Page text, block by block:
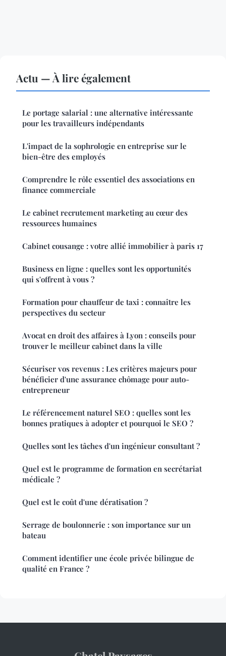
Actu — À lire également
Le portage salarial : une alternative intéressante
pour les travailleurs indépendants
L'impact de la sophrologie en entreprise sur le
bien-être des employés
Comprendre le rôle essentiel des associations en
finance commerciale
Le cabinet recrutement marketing au cœur des
ressources humaines
Cabinet cousange : votre allié immobilier à paris 17
Business en ligne : quelles sont les opportunités
qui s'offrent à vous ?
Formation pour chauffeur de taxi : connaître les
perspectives du secteur
Avocat en droit des affaires à Lyon : conseils pour
trouver le meilleur cabinet dans la ville
Sécuriser vos revenus : Les critères majeurs pour
bénéficier d'une assurance chômage pour auto-
entrepreneur
Le référencement naturel SEO : quelles sont les
bonnes pratiques à adopter et pourquoi le SEO ?
Quelles sont les tâches d'un ingénieur consultant ?
Quel est le programme de formation en secrétariat
médicale ?
Quel est le coût d'une dératisation ?
Serrage de boulonnerie : son importance sur un
bateau
Comment identifier une école privée bilingue de
qualité en France ?